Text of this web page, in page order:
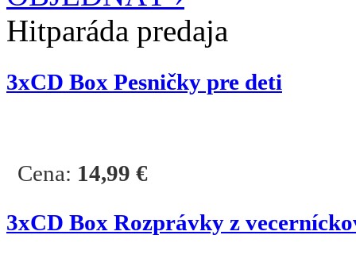
Hitparáda predaja
3xCD Box Pesničky pre deti
Cena: 14,99 €
3xCD Box Rozprávky z